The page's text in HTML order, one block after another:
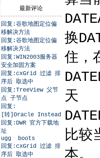
最新评论
回复:谷歌地图定位偏
移解决方法
回复:谷歌地图定位偏
移解决方法
回复:WIN2003服务器
安全加固方案
回复:cxGrid 过滤 排
序后 取选中
回复:TreeView 父节
点 子节点
回复:
[转]Oracle Instead
回复:DWR 官方下载地
址
ugg boots
回复:cxGrid 过滤 排
序后 取选中
换
住
天
比较